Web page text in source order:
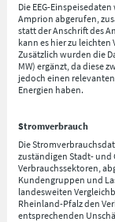
Die EEG-
Amprion abgerufen,
statt der Anschrift des
kann es hier zu
Zusätzlich wurden die
MW) ergänzt, da diese
jedoch einen
Energien haben.
Stromverbrauch
Die
zuständigen Stadt-
Verbrauchssektoren,
Kundengruppen und
landesweiten
Rheinland-Pfalz den
entsprechenden